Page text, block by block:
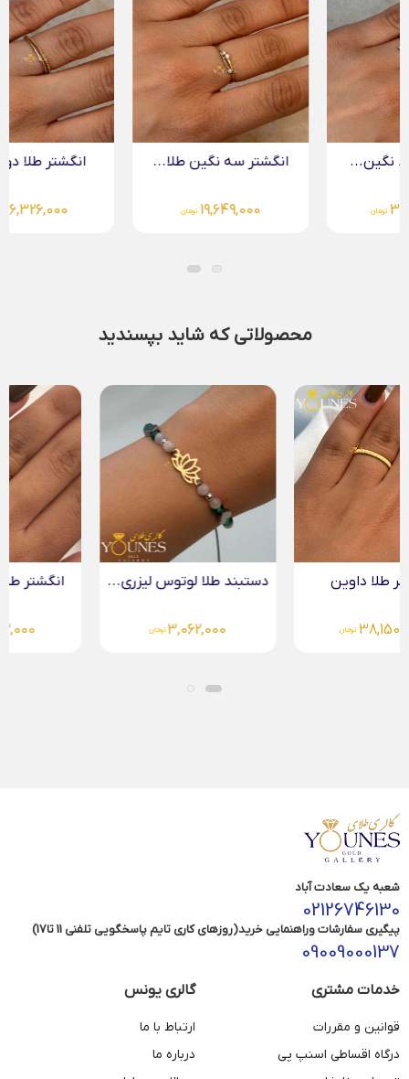
انگشتر سه نگین طلا... انگشتر طلا دو خط...
تومان
محصولاتی که شاید بپسندید
دستبند طلا لوتوس لیزری...
3,062,000
انگشتر طلا حلقه زنجیری
39,522,000
شعبه یک سعادت آباد
02126746130
پیگیری سفارشات وراهنمایی خرید(روزهای کاری تایم پاسخگویی تلفنی 11 تا17)
09009000137
خدمات مشتری
قوانین و مقررات
درگاه اقساطی اسنپ پی
گالری یونس
ارتباط با ما
درباره ما